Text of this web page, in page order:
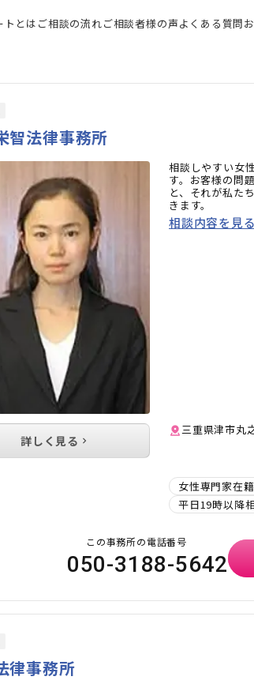
トとは ご相談の流れご相談者様の声よくある質問
果
智法律事務所
相談しやすい女
す。お客様の問
と、それが私た
きます。
相談内容を見る
三重県津市丸
女性専門家在籍
平日19時以降
詳しく見る
この事務所の電話番号
050-3188-5642
律事務所